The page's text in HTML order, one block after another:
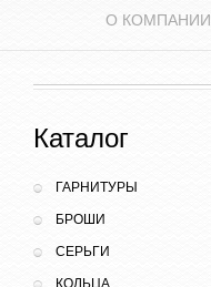
О КОМПАНИИ
Каталог
ГАРНИТУРЫ
БРОШИ
СЕРЬГИ
КОЛЬЦА